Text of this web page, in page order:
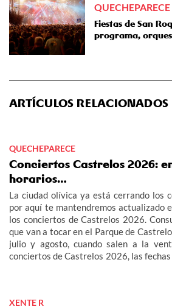
QUECHEPARECE
Fiestas de San
programa,
ARTÍCULOS RELACIONADOS
QUECHEPARECE
Conciertos Castrelos 2026:
horarios…
La ciudad olívica ya está cerrando los
por aquí te mantendremos actualizado
los conciertos de Castrelos 2026.
que van a tocar en el Parque de
julio y agosto, cuando salen a la
conciertos de Castrelos 2026, las fechas
XENTE R